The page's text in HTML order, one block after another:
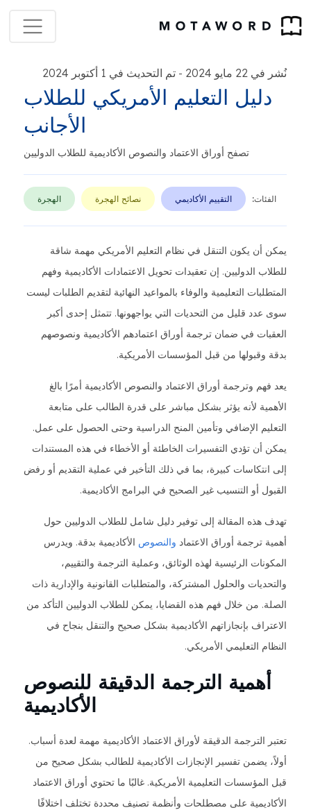
نُشر في 22 مايو 2024 - تم التحديث في 1 أكتوبر 2024
دليل التعليم الأمريكي للطلاب
الأجانب
تصفح أوراق الاعتماد والنصوص الأكاديمية للطلاب الدوليين
الفئات: التقييم الأكاديمي نصائح الهجرة الهجرة
يمكن أن يكون التنقل في نظام التعليم الأمريكي مهمة شاقة
للطلاب الدوليين. إن تعقيدات تحويل الاعتمادات الأكاديمية وفهم
المتطلبات التعليمية والوفاء بالمواعيد النهائية لتقديم الطلبات ليست
سوى عدد قليل من التحديات التي يواجهونها. تتمثل إحدى أكبر
العقبات في ضمان ترجمة أوراق اعتمادهم الأكاديمية ونصوصهم
بدقة وقبولها من قبل المؤسسات الأمريكية.
يعد فهم وترجمة أوراق الاعتماد والنصوص الأكاديمية أمرًا بالغ
الأهمية لأنه يؤثر بشكل مباشر على قدرة الطالب على متابعة
التعليم الإضافي وتأمين المنح الدراسية وحتى الحصول على عمل.
يمكن أن تؤدي التفسيرات الخاطئة أو الأخطاء في هذه المستندات
إلى انتكاسات كبيرة، بما في ذلك التأخير في عملية التقديم أو رفض
القبول أو التنسيب غير الصحيح في البرامج الأكاديمية.
تهدف هذه المقالة إلى توفير دليل شامل للطلاب الدوليين حول
أهمية ترجمة أوراق الاعتماد والنصوص الأكاديمية بدقة. ويدرس
المكونات الرئيسية لهذه الوثائق، وعملية الترجمة والتقييم،
والتحديات والحلول المشتركة، والمتطلبات القانونية والإدارية ذات
الصلة. من خلال فهم هذه القضايا، يمكن للطلاب الدوليين التأكد من
الاعتراف بإنجازاتهم الأكاديمية بشكل صحيح والتنقل بنجاح في
النظام التعليمي الأمريكي.
أهمية الترجمة الدقيقة للنصوص
الأكاديمية
تعتبر الترجمة الدقيقة لأوراق الاعتماد الأكاديمية مهمة لعدة أسباب.
أولاً، يضمن تفسير الإنجازات الأكاديمية للطالب بشكل صحيح من
قبل المؤسسات التعليمية الأمريكية. غالبًا ما تحتوي أوراق الاعتماد
الأكاديمية على مصطلحات وأنظمة تصنيف محددة تختلف اختلافًا